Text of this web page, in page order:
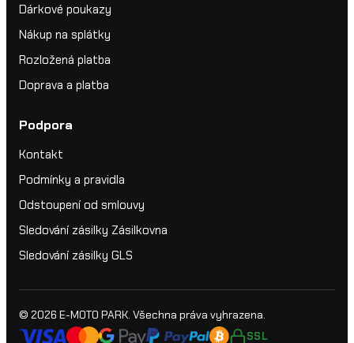
Dárkové poukazy
Nákup na splátky
Rozložená platba
Doprava a platba
Podpora
Kontakt
Podmínky a pravidla
Odstoupení od smlouvy
Sledování zásilky Zásilkovna
Sledování zásilky GLS
© 2026 E-MOTO PARK. Všechna práva vyhrazena.
SSL